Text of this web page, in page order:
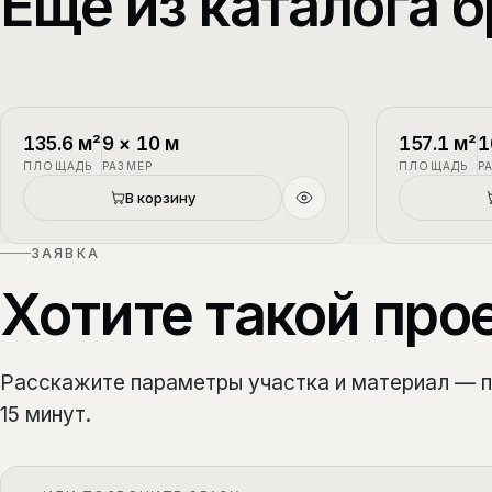
П-1
Новый
135.6м²
ПЛОЩАДЬ
9× 10м
РАЗМЕР
В корзину
П-2
157.1 м²
ПЛОЩАДЬ
ЗАЯВКА
Хотите такой
Расскажите параметры участка и материал —
15 минут.